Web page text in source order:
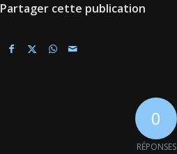
Partager cette publication
0
RÉPONSES